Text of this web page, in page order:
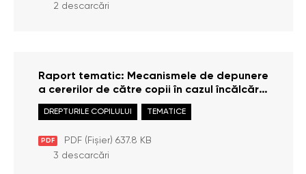
2 descarcări
Raport tematic: Mecanismele de depunere
a cererilor de către copii în cazul încălcării
drepturilor acestora
PDF PDF (Fișier) 637.8 KB
DREPTURILE COPILULUI TEMATICE
3 descarcări